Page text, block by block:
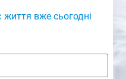
життя вже сьогодні